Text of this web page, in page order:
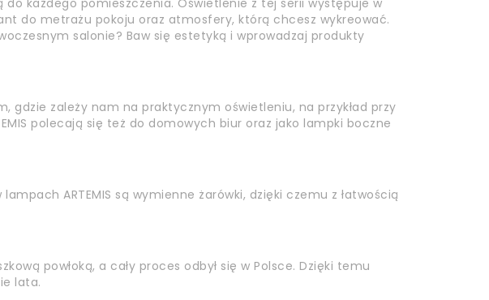
do każdego pomieszczenia. Oświetlenie z tej serii występuje w
do metrażu pokoju oraz atmosfery, którą chcesz wykreować.
salonie? Baw się estetyką i wprowadzaj produkty
gdzie zależy nam na praktycznym oświetleniu, na przykład przy
polecają się też do domowych biur oraz jako lampki boczne
ARTEMIS są wymienne żarówki, dzięki czemu z łatwością
powłoką, a cały proces odbył się w Polsce. Dzięki temu
lata.